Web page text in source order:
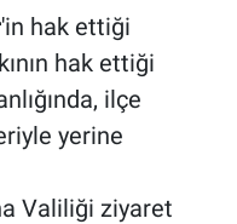
'in hak ettiği
hak ettiği
ilçe
yerine
Valiliği ziyaret